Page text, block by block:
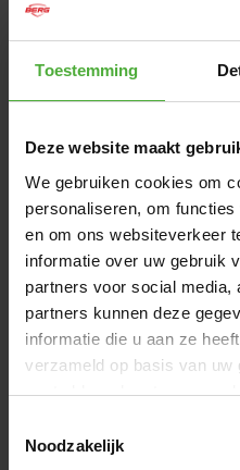
Toestemming
Deze website maakt
We gebruiken cookies om
personaliseren, om
en om ons websiteverkeer
informatie over uw gebruik
partners voor social media,
partners kunnen deze
informatie die u aan ze
verzameld op basis van
gaat akkoord met onze
Noodzakelijk
ABMESSUNGEN UND
Produktname
SKU
BEWERTUNGEN
NICHT AUF
Hervorragend